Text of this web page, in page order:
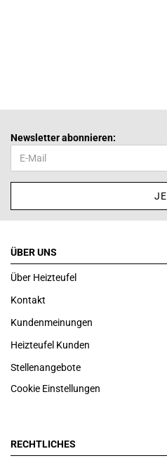
Newsletter abonnieren:
ÜBER UNS
Über Heizteufel
Kontakt
Kundenmeinungen
Heizteufel Kunden
Stellenangebote
Cookie Einstellungen
RECHTLICHES